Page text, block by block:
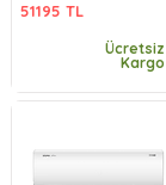
51195 TL
Ücretsiz
Kargo